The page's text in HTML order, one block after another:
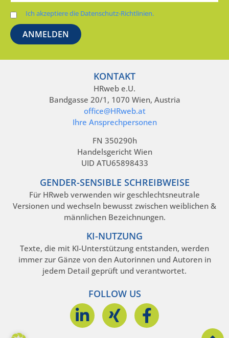
Ich akzeptiere die Datenschutz-Richtlinien.
KONTAKT
HRweb e.U.
Bandgasse 20/1, 1070 Wien, Austria
office@HRweb.at
Ihre Ansprechpersonen
FN 350290h
Handelsgericht Wien
UID ATU65898433
GENDER-SENSIBLE SCHREIBWEISE
Für HRweb verwenden wir geschlechtsneutrale
Versionen und wechseln bewusst zwischen weiblichen &
männlichen Bezeichnungen.
KI-NUTZUNG
Texte, die mit KI-Unterstützung entstanden, werden
immer zur Gänze von den Autorinnen und Autoren in
jedem Detail geprüft und verantwortet.
FOLLOW US